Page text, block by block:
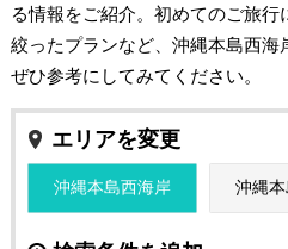
る情報をご紹介。初めてのご旅
絞ったプランなど、沖縄本島西海
ぜひ参考にしてみてください。
エリアを変更
沖縄本島西海岸 沖縄